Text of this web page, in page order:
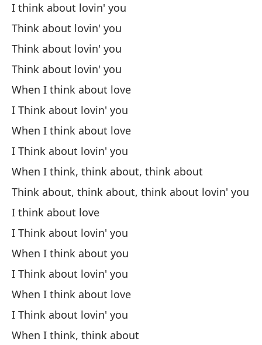
I think about lovin' you
Think about lovin' you
Think about lovin' you
Think about lovin' you
When I think about love
I Think about lovin' you
When I think about love
I Think about lovin' you
When I think, think about, think about
Think about, think about, think about lovin' you
I think about love
I Think about lovin' you
When I think about you
I Think about lovin' you
When I think about love
I Think about lovin' you
When I think, think about